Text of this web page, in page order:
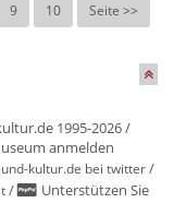
9 10 Seite >>
1995-2026 /
anmelden
kultur.de bei twitter/
/
Unterstützen Sie